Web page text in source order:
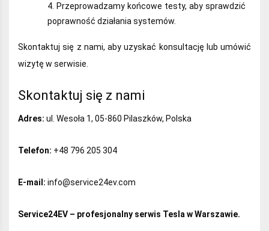
Przeprowadzamy końcowe testy, aby sprawdzić
poprawność działania systemów.
Skontaktuj się z nami, aby uzyskać konsultację lub umówić
wizytę w serwisie.
Skontaktuj się z nami
Adres: ul. Wesoła 1, 05-860 Pilaszków, Polska
Telefon: +48 796 205 304
E-mail: info@service24ev.com
Service24EV – profesjonalny serwis Tesla w Warszawie.